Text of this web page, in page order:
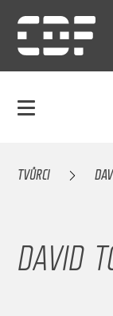
TVŮRCI
DAVID